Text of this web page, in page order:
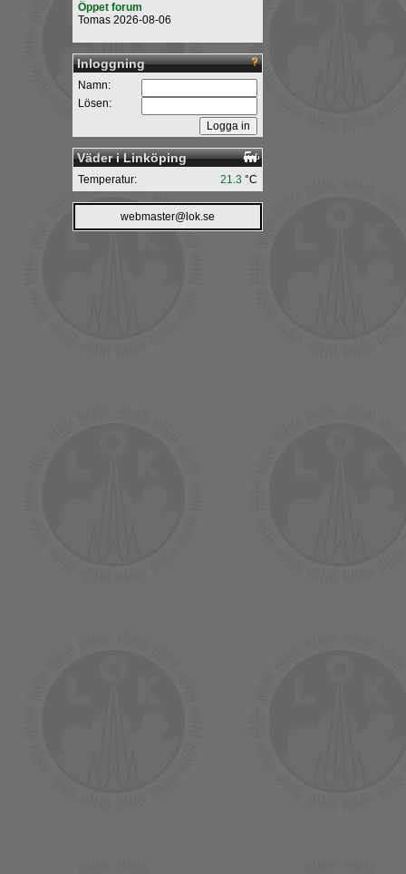
Öppet forum
Tomas 2026-08-06
Inloggning
Namn:
Lösen:
Väder i Linköping
21.3 °C
Temperatur:
webmaster@lok.se